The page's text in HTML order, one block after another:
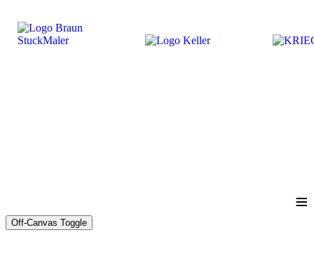
≡
Off-Canvas Toggle